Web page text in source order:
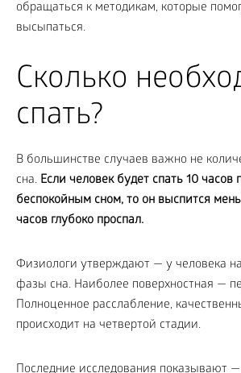
обращаться к методикам, которые
высыпаться.
Сколько
спать?
В большинстве случаев важно не
сна. Если человек будет спать 10
беспокойным сном, то он выспится
часов глубоко проспал.
Физиологи утверждают — у человека
фазы сна. Наиболее поверхностная —
Полноценное расслабление,
происходит на четвертой стадии.
Последние исследования показывают